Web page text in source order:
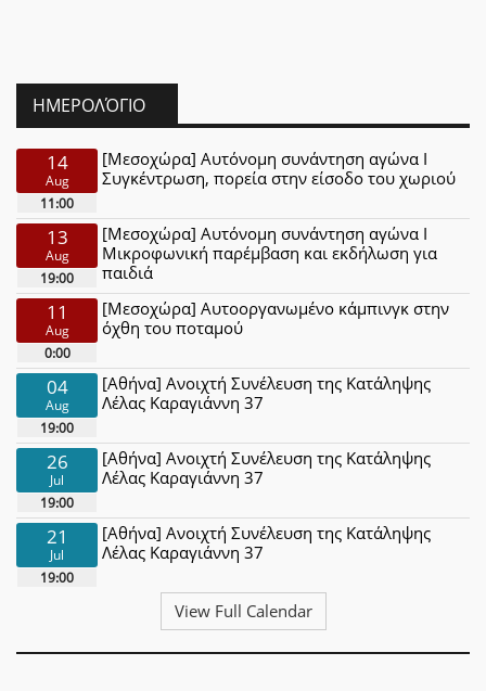
ΗΜΕΡΟΛΌΓΙΟ
14
Aug
11:00
[Μεσοχώρα] Αυτόνομη συνάντηση αγώνα Ι
Συγκέντρωση, πορεία στην είσοδο του χωριού
13
Aug
19:00
[Μεσοχώρα] Αυτόνομη συνάντηση αγώνα Ι
Μικροφωνική παρέμβαση και εκδήλωση για
παιδιά
11
Aug
0:00
[Μεσοχώρα] Αυτοοργανωμένο κάμπινγκ στην
όχθη του ποταμού
04
Aug
19:00
[Αθήνα] Ανοιχτή Συνέλευση της Κατάληψης
Λέλας Καραγιάννη 37
26
Jul
19:00
[Αθήνα] Ανοιχτή Συνέλευση της Κατάληψης
Λέλας Καραγιάννη 37
21
Jul
19:00
[Αθήνα] Ανοιχτή Συνέλευση της Κατάληψης
Λέλας Καραγιάννη 37
View Full Calendar